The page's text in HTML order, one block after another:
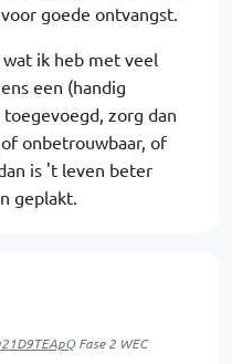
goede ontvangst.
ik heb met veel
een (handig
zorg dan
onbetrouwbaar, of
is 't leven beter
geplakt.
Fase 2 WEC